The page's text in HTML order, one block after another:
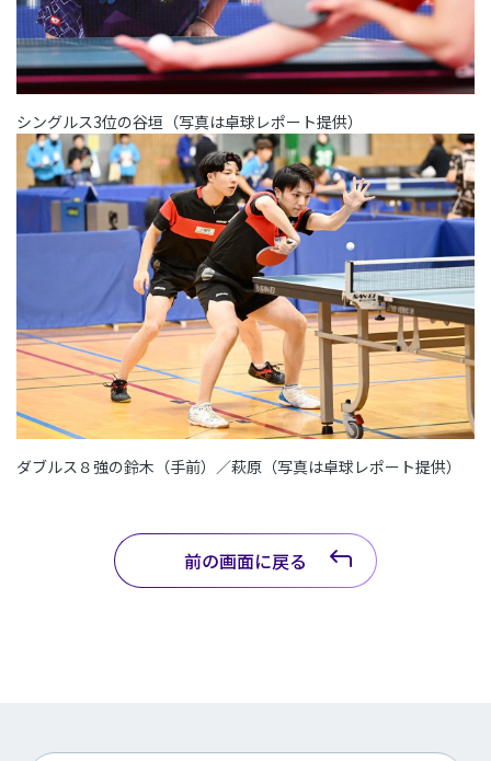
シングルス3位の谷垣（写真は卓球レポート提供）
ダブルス８強の鈴木（手前）／萩原（写真は卓球レポート提供）
前の画面に戻る